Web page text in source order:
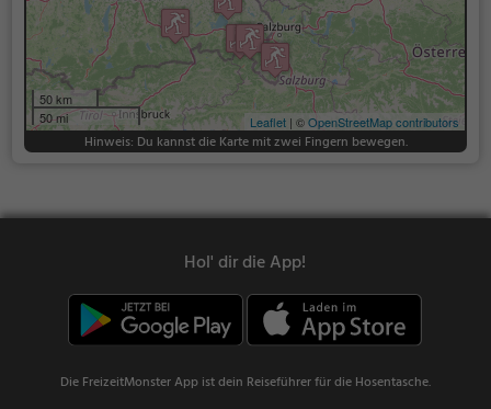
50 km
50 mi
Leaflet | ©OpenStreetMap contributors
Hinweis: Du kannst die Karte mit zwei Fingern bewegen.
Hol' dir die App!
Die FreizeitMonster App ist dein Reiseführer für die Hosentasche.